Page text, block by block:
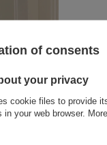
of consents
your privacy
cookie files to provide
in your web browser.